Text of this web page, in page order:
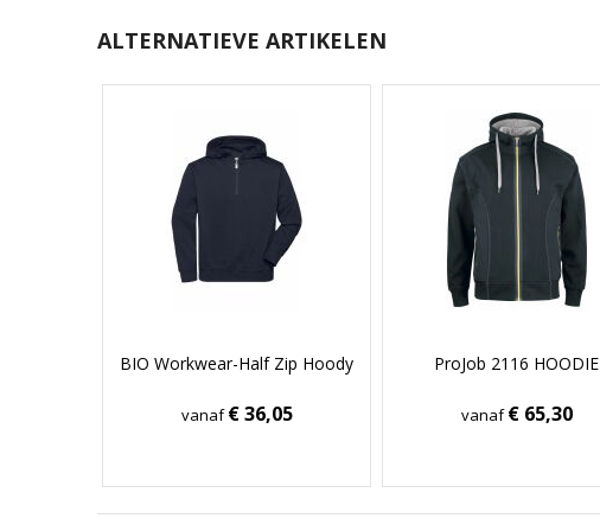
ALTERNATIEVE ARTIKELEN
BIO Workwear-Half Zip Hoody
vanaf€ 36,05
ProJob 2116 HOODIE
vanaf€ 65,30